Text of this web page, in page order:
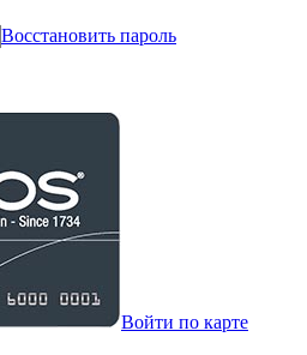
Восстановить пароль
Войти по карте